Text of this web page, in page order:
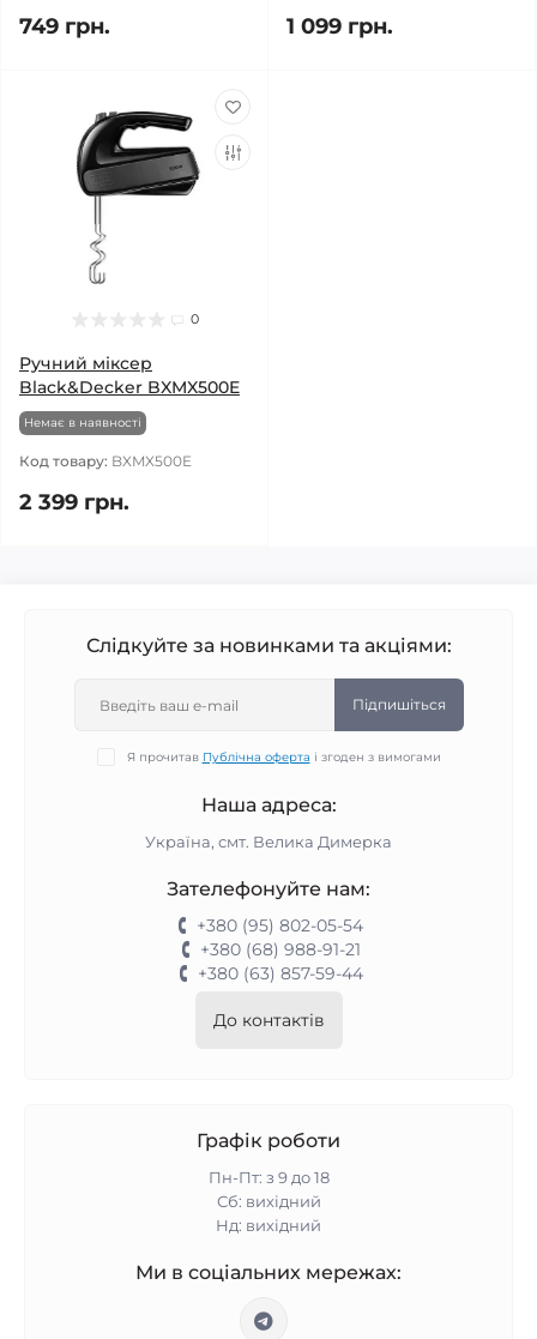
749 грн. 1 099 грн.
0
Ручний міксер
Black&Decker BXMX500E
Немає в наявності
Код товару: BXMX500E
2 399 грн.
Слідкуйте за новинками та акціями:
Підпишіться
Я прочитав Публічна оферта і згоден з вимогами
Наша адреса:
Україна, смт. Велика Димерка
Зателефонуйте нам:
+380 (95) 802-05-54
+380 (68) 988-91-21
+380 (63) 857-59-44
До контактів
Графік роботи
Пн-Пт: з 9 до 18
Сб: вихідний
Нд: вихідний
Ми в соціальних мережах: